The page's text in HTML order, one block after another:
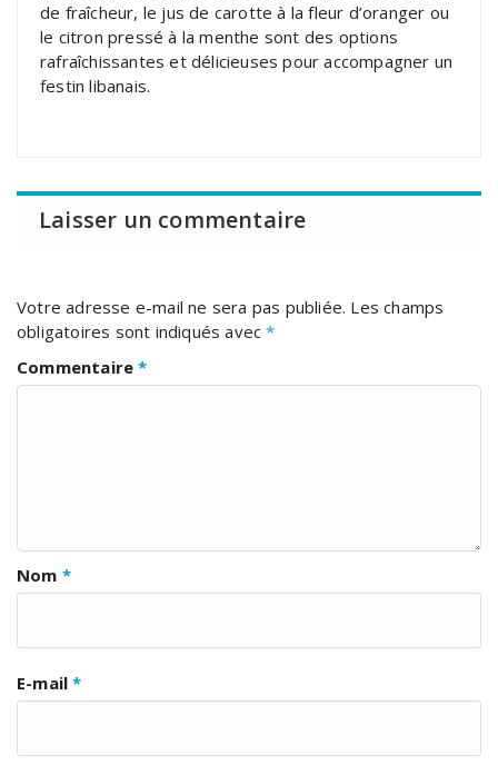
de fraîcheur, le jus de carotte à la fleur d’oranger ou
le citron pressé à la menthe sont des options
rafraîchissantes et délicieuses pour accompagner un
festin libanais.
Laisser un commentaire
Votre adresse e-mail ne sera pas publiée. Les champs
obligatoires sont indiqués avec*
Commentaire*
Nom *
E-mail*